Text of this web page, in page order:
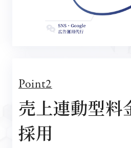
Point2
売上連動型料
採用